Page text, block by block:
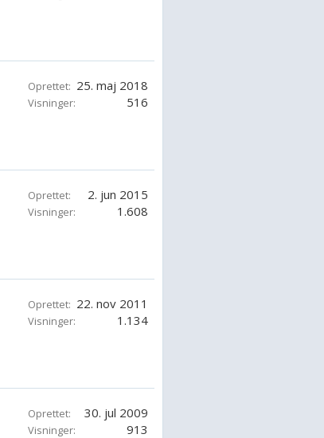
Oprettet: 25. maj 2018
Visninger: 516
Oprettet: 2. jun 2015
Visninger: 1.608
Oprettet: 22. nov 2011
Visninger: 1.134
Oprettet: 30. jul 2009
Visninger: 913